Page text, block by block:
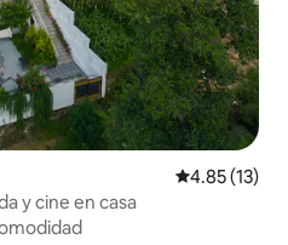
Calificación
4.85 (13)
y cine en casa